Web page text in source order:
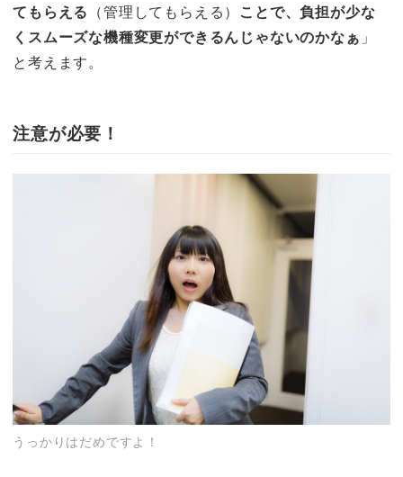
てもらえる （管理してもらえる） ことで、負担が少な
くスムーズな機種変更ができるんじゃないのかなぁ 」
と考えます。
注意が必要！
うっかりはだめですよ！